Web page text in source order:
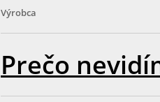
Výrobca
Prečo